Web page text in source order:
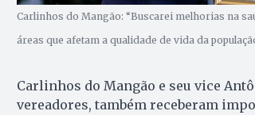
Carlinhos do Mangão: “Buscarei melhorias na
áreas que afetam a qualidade de vida da
Carlinhos do Mangão e seu vice
vereadores, também receberam